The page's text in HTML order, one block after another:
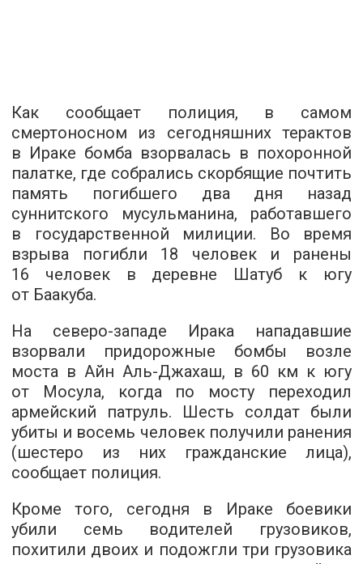
Как сообщает полиция, в самом
смертоносном из сегодняшних терактов
в Ираке бомба взорвалась в похоронной
палатке, где собрались скорбящие почтить
память погибшего два дня назад
суннитского мусульманина, работавшего
в государственной милиции. Во время
взрыва погибли 18 человек и ранены
16 человек в деревне Шатуб к югу
от Баакуба.
На северо-западе Ирака нападавшие
взорвали придорожные бомбы возле
моста в Айн Аль-Джахаш, в 60 км к югу
от Мосула, когда по мосту переходил
армейский патруль. Шесть солдат были
убиты и восемь человек получили ранения
(шестеро из них гражданские лица),
сообщает полиция.
Кроме того, сегодня в Ираке боевики
убили семь водителей грузовиков,
похитили двоих и подожгли три грузовика